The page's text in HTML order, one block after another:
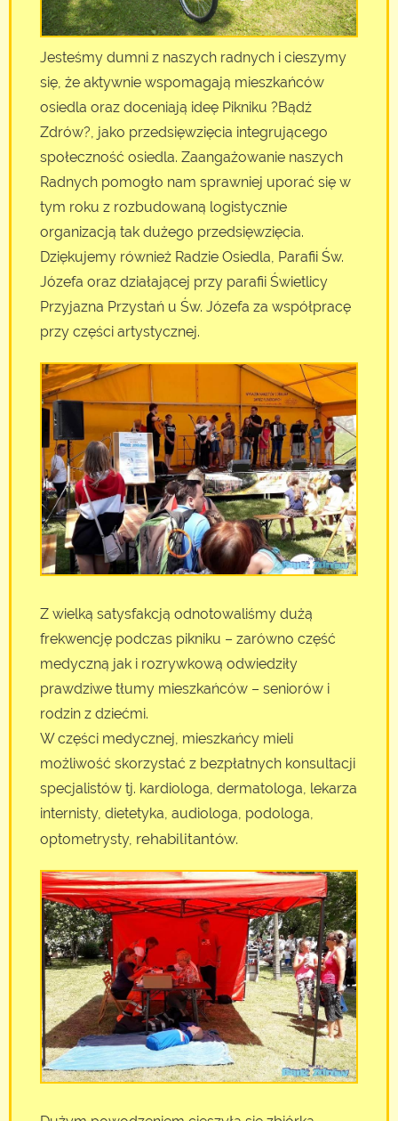
Jesteśmy dumni z naszych radnych i cieszymy
się, że aktywnie wspomagają mieszkańców
osiedla oraz doceniają ideę Pikniku ?Bądź
Zdrów?, jako przedsięwzięcia integrującego
społeczność osiedla. Zaangażowanie naszych
Radnych pomogło nam sprawniej uporać się w
tym roku z rozbudowaną logistycznie
organizacją tak dużego przedsięwzięcia.
Dziękujemy również Radzie Osiedla, Parafii Św.
Józefa oraz działającej przy parafii Świetlicy
Przyjazna Przystań u Św. Józefa za współpracę
przy części artystycznej.
Z wielką satysfakcją odnotowaliśmy dużą
frekwencję podczas pikniku – zarówno część
medyczną jak i rozrywkową odwiedziły
prawdziwe tłumy mieszkańców – seniorów i
rodzin z dziećmi.
W części medycznej, mieszkańcy mieli
możliwość skorzystać z bezpłatnych konsultacji
specjalistów tj. kardiologa, dermatologa, lekarza
internisty, dietetyka, audiologa, podologa,
optometrysty, rehabilitantów.